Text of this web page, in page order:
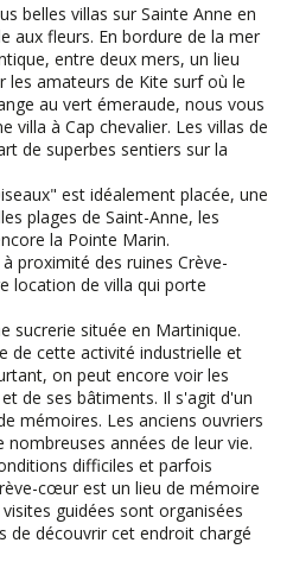
belles villas sur Sainte Anne en
aux fleurs. En bordure de la mer
entre deux mers, un lieu
les amateurs de Kite surf où le
au vert émeraude, nous vous
villa à Cap chevalier. Les villas de
de superbes sentiers sur la
est idéalement placée, une
plages de Saint-Anne, les
la Pointe Marin.
proximité des ruines Crève-
location de villa qui porte
sucrerie située en Martinique.
de cette activité industrielle et
on peut encore voir les
de ses bâtiments. Il s'agit d'un
mémoires. Les anciens ouvriers
années de leur vie.
difficiles et parfois
cœur est un lieu de mémoire
guidées sont organisées
de découvrir cet endroit chargé